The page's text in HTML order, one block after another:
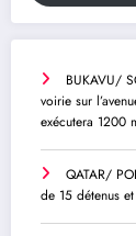
BUKAVU/
voirie sur
exécutera 1200
QATAR/
de 15 détenus